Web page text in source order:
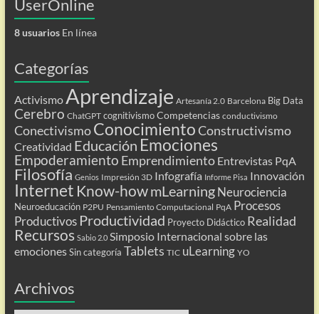
UserOnline
8 usuariosEn línea
Categorías
Activismo Aprendizaje Artesanía 2.0 Barcelona Big Data
Cerebro ChatGPT cognitivismo Competencias conductivismo
ConectivismoConocimientoConstructivismo
Creatividad Educación Emociones
Empoderamiento Emprendimiento Entrevistas PqA
Filosofía Genios Impresión 3D Infografía Informe Pisa Innovación
Internet Know-howmLearning Neurociencia
Neuroeducación P2PU Pensamiento Computacional PqA Procesos
Productivos Productividad Proyecto Didáctico Realidad
Recursos Sabio 2.0 Simposio Internacional sobre las
emociones Sin categoría Tablets TIC uLearning YO
Archivos